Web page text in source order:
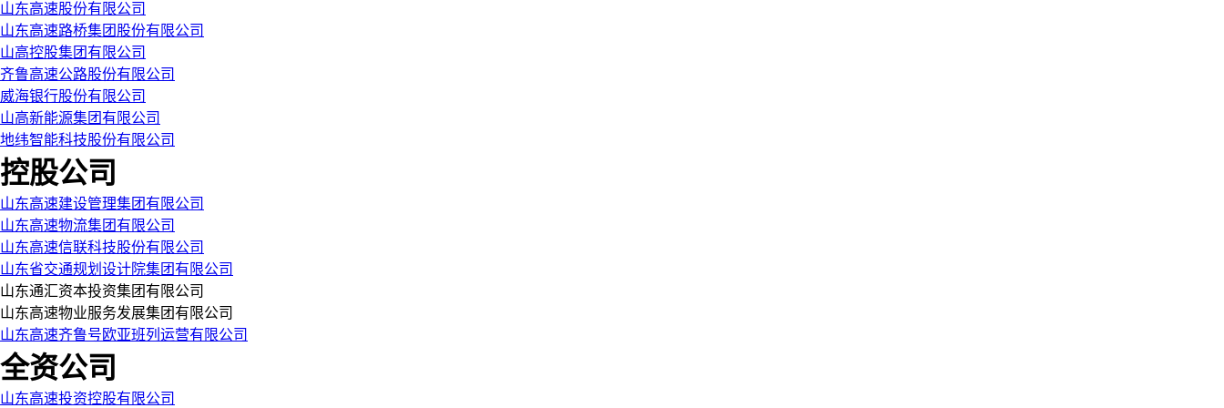
山东高速股份有限公司
山东高速路桥集团股份有限公司
山高控股集团有限公司
齐鲁高速公路股份有限公司
威海银行股份有限公司
山高新能源集团有限公司
地纬智能科技股份有限公司
控股公司
山东高速建设管理集团有限公司
山东高速物流集团有限公司
山东高速信联科技股份有限公司
山东省交通规划设计院集团有限公司
山东通汇资本投资集团有限公司
山东高速物业服务发展集团有限公司
山东高速齐鲁号欧亚班列运营有限公司
全资公司
山东高速投资控股有限公司